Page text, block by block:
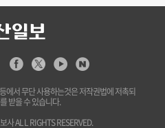
에서 무단 사용하는것은 저작권법에 저촉되
받을 수 있습니다.
사 ALL RIGHTS RESERVED.